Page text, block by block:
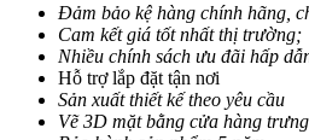
Đảm bảo kệ hàng chính hãng,
Cam kết giá tốt nhất thị trường;
Nhiều chính sách ưu đãi hấp
Hỗ trợ lắp đặt tận nơi
Sản xuất thiết kế theo yêu cầu
Vẽ 3D mặt bằng cửa hàng